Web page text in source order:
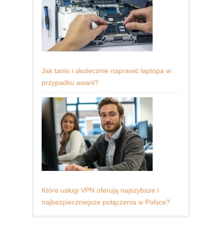
Jak tanio i skutecznie naprawić laptopa w
przypadku awarii?
Które usługi VPN oferują najszybsze i
najbezpieczniejsze połączenia w Polsce?